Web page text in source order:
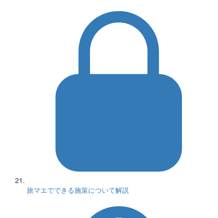
旅マエでできる施策について解説